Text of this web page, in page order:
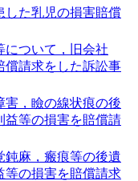
した乳児の損害賠償
について，旧会社
償請求をした訴訟事
害，瞼の線状痕の後
益等の損害を賠償請
鈍麻，瘢痕等の後遺
等の損害を賠償請求